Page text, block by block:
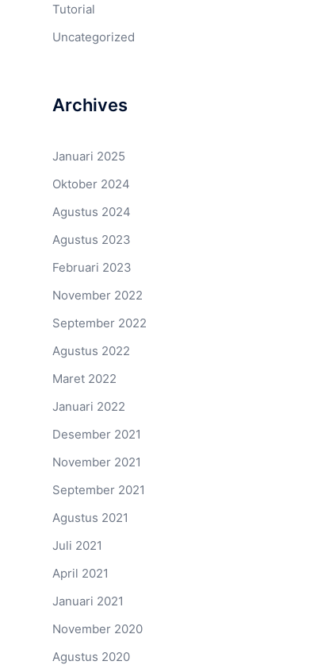
Tutorial
Uncategorized
Archives
Januari 2025
Oktober 2024
Agustus 2024
Agustus 2023
Februari 2023
November 2022
September 2022
Agustus 2022
Maret 2022
Januari 2022
Desember 2021
November 2021
September 2021
Agustus 2021
Juli 2021
April 2021
Januari 2021
November 2020
Agustus 2020